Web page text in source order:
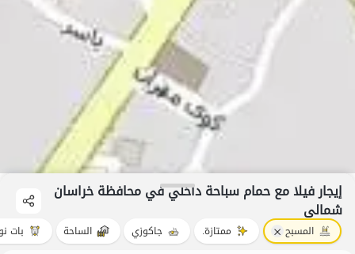
إيجار فيلا مع حمام سباحة داخلي في محافظة خراسان
شمالی
المسبح ممتازة. جاكوزي الساحة بات